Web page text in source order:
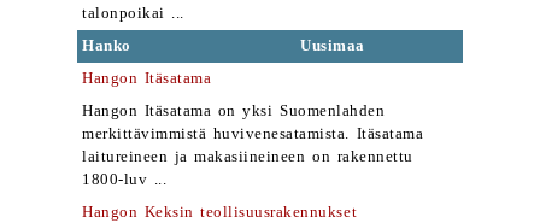
talonpoikai ...
Hanko
Uusimaa
Hangon Itäsatama
Hangon Itäsatama on yksi Suomenlahden
merkittävimmistä huvivenesatamista. Itäsatama
laitureineen ja makasiineineen on rakennettu
1800-luv ...
Hangon Keksin teollisuusrakennukset